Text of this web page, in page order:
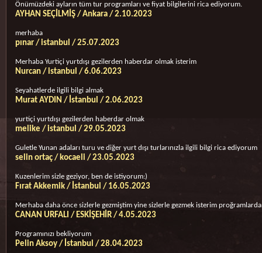
Önümüzdeki ayların tüm tur programları ve fiyat bilgilerini rica ediyorum.
AYHAN SEÇİLMİŞ / Ankara / 2.10.2023
merhaba
pınar / istanbul / 25.07.2023
Merhaba Yurtiçi yurtdışı gezilerden haberdar olmak isterim
Nurcan / istanbul / 6.06.2023
Seyahatlerde ilgili bilgi almak
Murat AYDIN / İstanbul / 2.06.2023
yurtiçi yurtdışı gezilerden haberdar olmak
melike / istanbul / 29.05.2023
Guletle Yunan adaları turu ve diğer yurt dışı turlarınızla ilgili bilgi rica ediyorum
selin ortaç / kocaeli / 23.05.2023
Kuzenlerim sizle geziyor, ben de istiyorum:)
Fırat Akkemik / İstanbul / 16.05.2023
Merhaba daha önce sizlerle gezmiştim yine sizlerle gezmek isterim
CANAN URFALI / ESKİŞEHİR / 4.05.2023
Programınızı bekliyorum
Pelin Aksoy / İstanbul / 28.04.2023